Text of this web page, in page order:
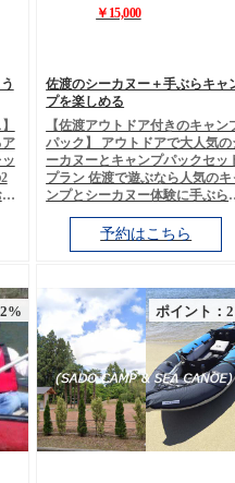
リ
観
￥15,000
佐渡のシーカヌー＋手ぶらキャ
プを楽しめる
【佐渡アウトドア付きのキャン
パック】 アウトドアで大人気の
ーカヌーとキャンプパックセッ
プラン 佐渡で遊ぶなら人気のキ
ンプとシーカヌー体験に手ぶら
すめ！ 穏やかな海でカヌーをし
いると、やさしい波の音や心地
然の海に囲まれて非日常のスロ
ライフを楽しみませんか？ 春か
秋まで体験できます！または泳
ない方でもライフジャケット・
エットスーツなどを着用します
で安心してご参加いただきお楽
み頂けます♪ 子供さんから参加
きるカヌーコースですので、ご
族やグループにお勧めです！ 日
予約はこちら
ポイント：